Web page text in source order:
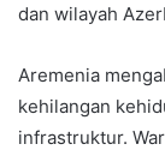
dan wilayah
Aremenia
kehilangan
infrastruktur.